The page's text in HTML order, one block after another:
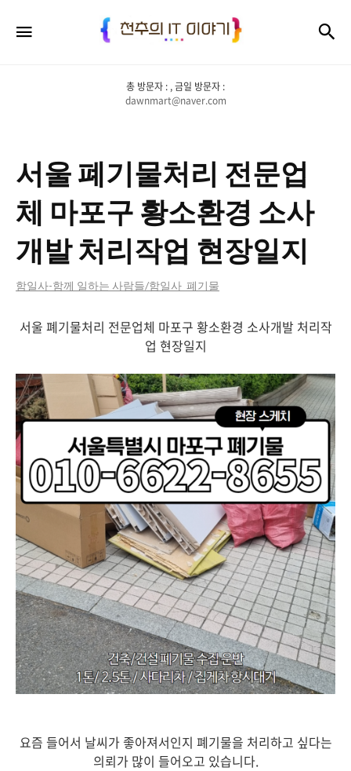
천
추
의
IT
야
기
총 방문자 : , 금일 방문자 :
dawnmart@naver.com
서울 폐기물처리 전문업
체 마포구 황소환경 소사
개발 처리작업 현장일지
함일사-함께 일하는 사람들/함일사_폐기물
서울 폐기물처리 전문업체 마포구 황소환경 소사개발 처리작
업 현장일지
요즘 들어서 날씨가 좋아져서인지 폐기물을 처리하고 싶다는
의뢰가 많이 들어오고 있습니다.